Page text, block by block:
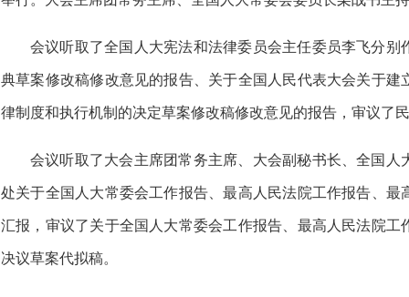
会议听取了全国人大宪法和法律委员会主任委员李飞分
典草案修改稿修改意见的报告、关于全国人民代表大会关于
律制度和执行机制的决定草案修改稿修改意见的报告，审议了
会议听取了大会主席团常务主席、大会副秘书长、全国
处关于全国人大常委会工作报告、最高人民法院工作报告、
汇报，审议了关于全国人大常委会工作报告、最高人民法院
决议草案代拟稿。